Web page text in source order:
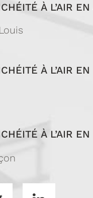
À L’AIR
À L’AIR
À L’AIR